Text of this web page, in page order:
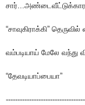
“சாவுகிராக்கி”
வம்படியாய் மேலே வந்து
“தேவடியாப்பையா”